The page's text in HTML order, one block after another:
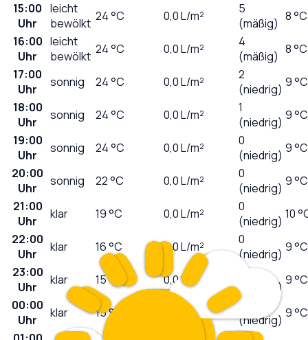
15:00
Uhr
leicht
bewölkt 24°C 0,0L/m²
5
(mäßig) 8 °C
16:00
Uhr
leicht
bewölkt 24°C 0,0L/m²
4
(mäßig) 8 °C
17:00
Uhr
sonnig 24°C 0,0L/m²
2
(niedrig) 9 °C
18:00
Uhr
sonnig 24°C 0,0L/m²
1
(niedrig) 9 °C
19:00
Uhr
sonnig 24°C 0,0L/m²
0
(niedrig) 9 °C
20:00
Uhr
sonnig 22°C 0,0L/m²
0
(niedrig) 9 °C
21:00
Uhr
klar 19°C 0,0L/m²
0
(niedrig) 10
22:00
Uhr
klar 16°C 0,0L/m²
0
(niedrig) 9 °C
23:00
Uhr
klar 15°C 0,0L/m²
(niedrig) 9 °C
00:00
Uhr
klar 15°C L/m²
0
(niedrig) 9 °C